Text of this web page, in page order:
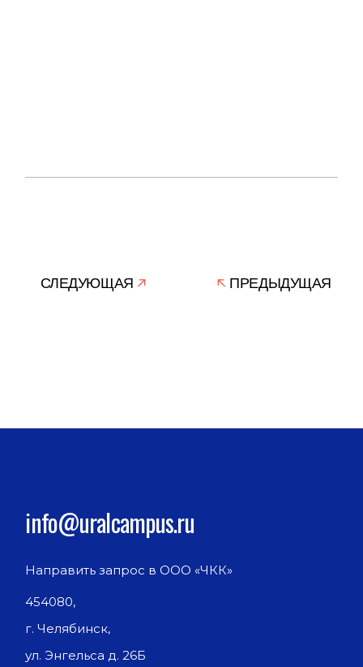
ПРЕДЫДУЩАЯ
СЛЕДУЮЩАЯ
info@uralcampus.ru
Направить запрос в ООО «ЧКК»
454080,
г. Челябинск,
ул. Энгельса д. 26Б